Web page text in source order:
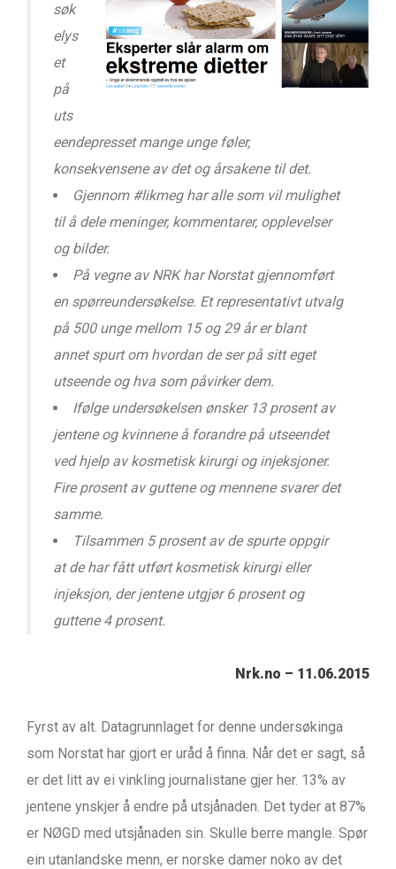
søk
elys
et
på
uts
eendepresset mange unge føler,
konsekvensene av det og årsakene til det.
Gjennom #likmeg har alle som vil mulighet
til å dele meninger, kommentarer, opplevelser
og bilder.
På vegne av NRK har Norstat gjennomført
en spørreundersøkelse. Et representativt utvalg
på 500 unge mellom 15 og 29 år er blant
annet spurt om hvordan de ser på sitt eget
utseende og hva som påvirker dem.
Ifølge undersøkelsen ønsker 13 prosent av
jentene og kvinnene å forandre på utseendet
ved hjelp av kosmetisk kirurgi og injeksjoner.
Fire prosent av guttene og mennene svarer det
samme.
Tilsammen 5 prosent av de spurte oppgir
at de har fått utført kosmetisk kirurgi eller
injeksjon, der jentene utgjør 6 prosent og
guttene 4 prosent.
Nrk.no – 11.06.2015
Fyrst av alt. Datagrunnlaget for denne undersøkinga
som Norstat har gjort er uråd å finna. Når det er sagt, så
er det litt av ei vinkling journalistane gjer her. 13% av
jentene ynskjer å endre på utsjånaden. Det tyder at 87%
er NØGD med utsjånaden sin. Skulle berre mangle. Spør
ein utanlandske menn, er norske damer noko av det